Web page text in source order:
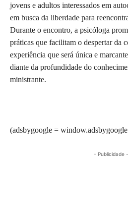
jovens e adultos interessados em
em busca da liberdade para
Durante o encontro, a psicóloga
práticas que facilitam o despertar da
experiência que será única e
diante da profundidade do
ministrante.
(adsbygoogle =
- Publicidade -